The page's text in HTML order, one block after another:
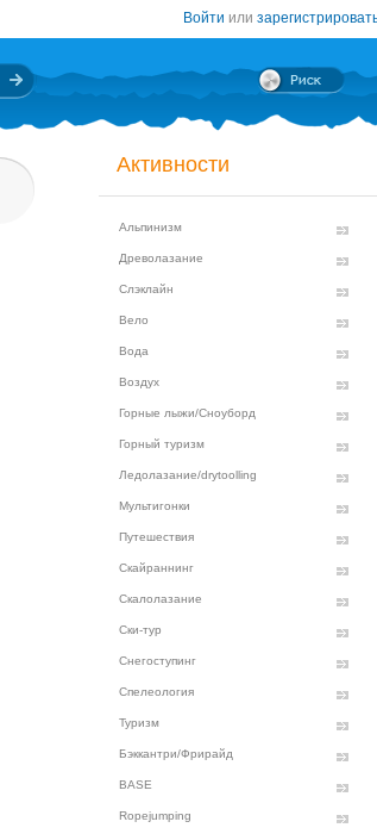
Войти или
Активности
Альпинизм
Древолазание
Слэклайн
Вело
Вода
Воздух
Горные лыжи/Сноуборд
Горный туризм
Ледолазание/drytoolling
Мультигонки
Путешествия
Скайраннинг
Скалолазание
Ски-тур
Снегоступинг
Спелеология
Туризм
Бэккантри/Фрирайд
BASE
Ropejumping